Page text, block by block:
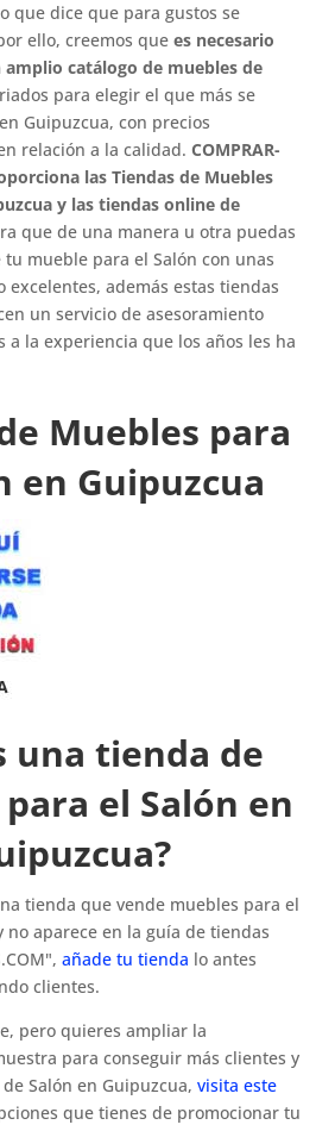
que dice que para gustos se
ello, creemos quees necesario
amplio catálogo de muebles de
para elegir el que más se
Guipuzcua, con precios
relación a la calidad.COMPRAR-
las Tiendas de Muebles
y las tiendas online de
que de una manera u otra puedas
mueble para el Salón con unas
excelentes, además estas tiendas
un servicio de asesoramiento
a la experiencia que los años les ha
Muebles para
en Guipuzcua
una tienda de
el Salón en
tienda que vende muebles para el
no aparece en la guía de tiendas
añade tu tienda lo antes
clientes.
pero quieres ampliar la
para conseguir más clientes y
Salón en Guipuzcua,visita este
que tienes de promocionar tu